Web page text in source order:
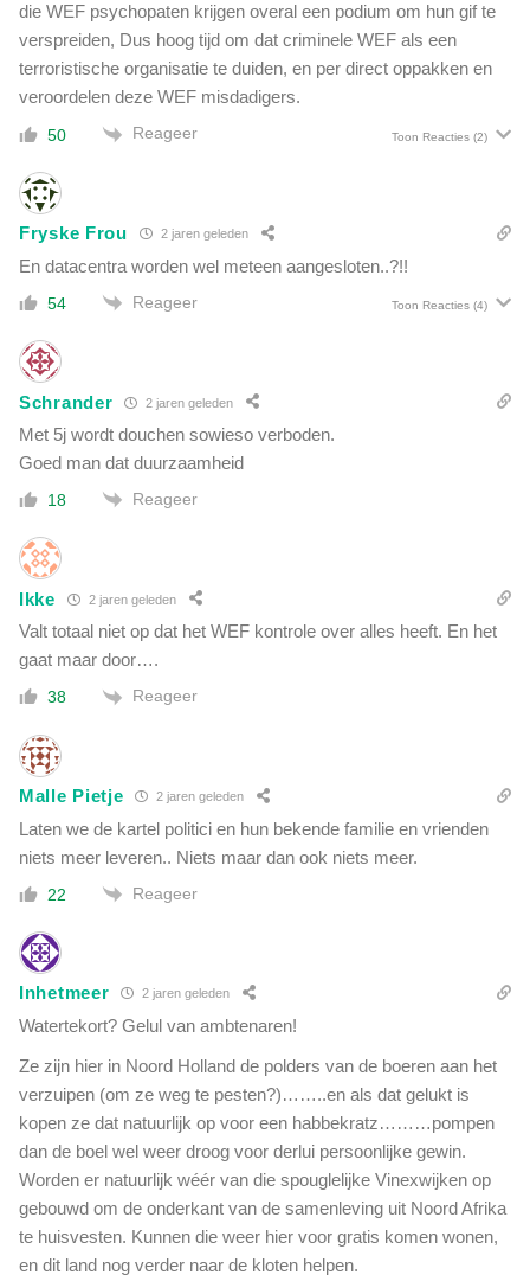
'die WEF psychopaten krijgen overal een podium om hun gif te
verspreiden, Dus hoog tijd om dat criminele WEF als een
terroristische organisatie te duiden, en per direct oppakken en
veroordelen deze WEF misdadigers.
50 Reageer Toon Reacties (2)
Fryske Frou 2 jaren geleden
En datacentra worden wel meteen aangesloten..?!!
54 Reageer Toon Reacties (4)
Schrander 2 jaren geleden
Met 5j wordt douchen sowieso verboden.
Goed man dat duurzaamheid
18 Reageer
Ikke 2 jaren geleden
Valt totaal niet op dat het WEF kontrole over alles heeft. En het
gaat maar door….
38 Reageer
Malle Pietje 2 jaren geleden
Laten we de kartel politici en hun bekende familie en vrienden
niets meer leveren.. Niets maar dan ook niets meer.
22 Reageer
Inhetmeer 2 jaren geleden
Watertekort? Gelul van ambtenaren!
Ze zijn hier in Noord Holland de polders van de boeren aan het
verzuipen (om ze weg te pesten?)……..en als dat gelukt is
kopen ze dat natuurlijk op voor een habbekratz………pompen
dan de boel wel weer droog voor derlui persoonlijke gewin.
Worden er natuurlijk wéér van die spouglelijke Vinexwijken op
gebouwd om de onderkant van de samenleving uit Noord Afrika
te huisvesten. Kunnen die weer hier voor gratis komen wonen,
en dit land nog verder naar de kloten helpen.